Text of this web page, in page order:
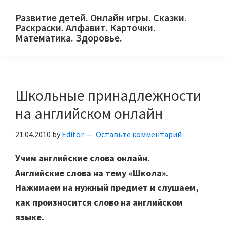
primary
main
primary
Развитие детей. Онлайн игры. Сказки.
Раскраски. Алфавит. Карточки.
Математика. Здоровье.
и
их
Школьные принадлежности
на английском онлайн
21.04.2010 by Editor Оставьте комментарий
Учим английские слова онлайн.
Английские слова на тему «Школа».
Нажимаем на нужный предмет и слушаем,
как произносится слово на английском
языке.